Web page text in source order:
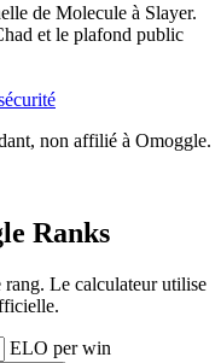
de Molecule à Slayer.
et le plafond public
non affilié à Omoggle.
Ranks
Le calculateur utilise
ELO per win